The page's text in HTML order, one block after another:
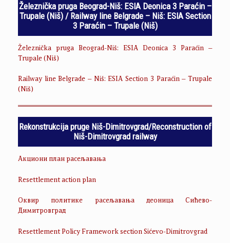
Železnička pruga Beograd-Niš: ESIA Deonica 3 Paraćin –
Trupale (Niš) / Railway line Belgrade – Niš: ESIA Section
3 Paraćin – Trupale (Niš)
Železnička pruga Beograd-Niš: ESIA Deonica 3 Paraćin –
Trupale (Niš)
Railway line Belgrade – Niš: ESIA Section 3 Paraćin – Trupale
(Niš)
Rekonstrukcija pruge Niš-Dimitrovgrad/Reconstruction of
Niš-Dimitrovgrad railway
Акциони план расељавања
Resettlement action plan
Оквир политике расељавања деоница Сићево-
Димитровград
Resettlement Policy Framework section Sićevo-Dimitrovgrad